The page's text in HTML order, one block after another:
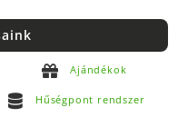
Ajándékok
Hűségpont rendszer